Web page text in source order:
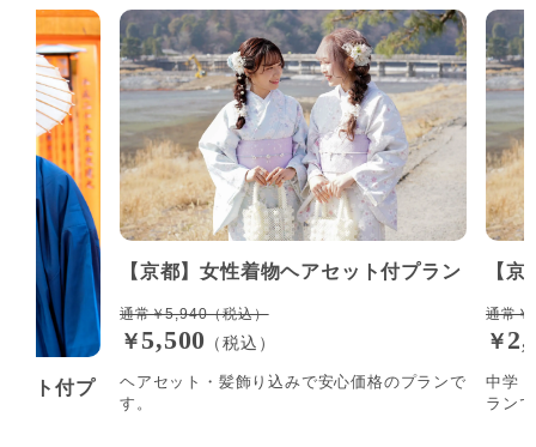
ット付プ
【京都】⼥性着物ヘアセット付プラン
通常￥5,940（税込）
￥ 5,500 （税込）
ヘアセット・髪飾り込みで安心価格のプランで
す。
【
通常
￥
中学
ラン